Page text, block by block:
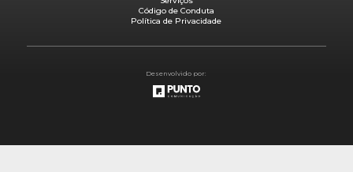
Código de Conduta
Política de Privacidade
Desenvolvido por: